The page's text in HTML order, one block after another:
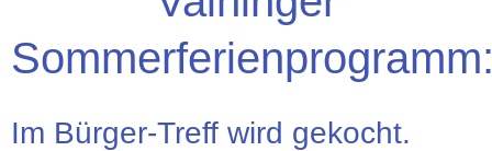
Im Bürger-Treff wird gekocht. ​